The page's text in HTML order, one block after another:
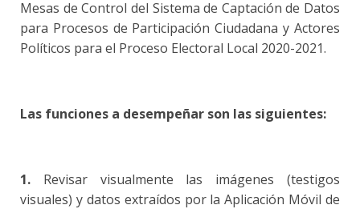
Mesas de Control del Sistema de Captación de Datos
para Procesos de Participación Ciudadana y Actores
Políticos para el Proceso Electoral Local 2020-2021.
Las funciones a desempeñar son las siguientes:
1. Revisar visualmente las imágenes (testigos
visuales) y datos extraídos por la Aplicación Móvil de